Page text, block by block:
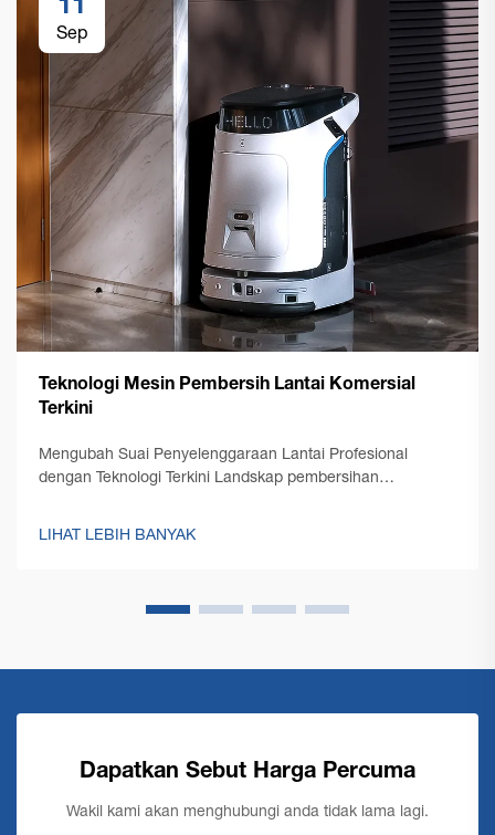
11
Sep
Teknologi Mesin Pembersih Lantai Komersial
Terkini
Mengubah Suai Penyelenggaraan Lantai Profesional
dengan Teknologi Terkini Landskap pembersihan
dengan kemunculan teknologi mesin pembersih lantai
LIHAT LEBIH BANYAK
Dapatkan Sebut Harga Percuma
Wakil kami akan menghubungi anda tidak lama lagi.